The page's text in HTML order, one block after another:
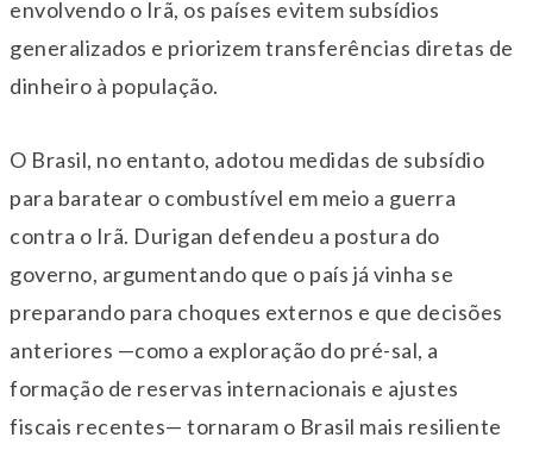
envolvendo o Irã, os países evitem subsídios
generalizados e priorizem transferências diretas de
dinheiro à população.
O Brasil, no entanto, adotou medidas de subsídio
para baratear o combustível em meio a guerra
contra o Irã. Durigan defendeu a postura do
governo, argumentando que o país já vinha se
preparando para choques externos e que decisões
anteriores —como a exploração do pré-sal, a
formação de reservas internacionais e ajustes
fiscais recentes— tornaram o Brasil mais resiliente